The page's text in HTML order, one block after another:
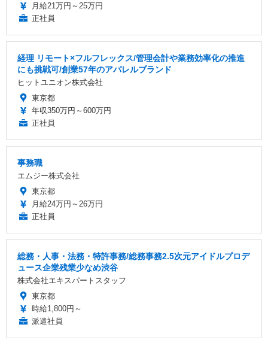
月給21万円～25万円
正社員
経理 リモート×フルフレックス/管理会計や業務効率化の推進
にも挑戦可/創業57年のアパレルブランド
ヒットユニオン株式会社
東京都
年収350万円～600万円
正社員
事務職
エムジー株式会社
東京都
月給24万円～26万円
正社員
総務・人事・法務・特許事務/総務事務2.5次元アイドルプロデ
ュース企業残業少なめ渋谷
株式会社エキスパートスタッフ
東京都
時給1,800円～
派遣社員